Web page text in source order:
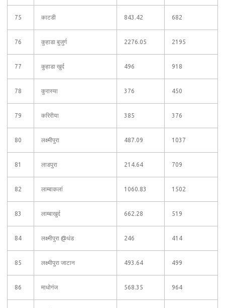
75 काटडी 843.42 682
76 कुहाडा बुजुर्ग 2276.05 2195
77 कुहाडा खुर्द 496 918
78 कुरास्या 376 450
79 करिरीया 385 376
80 लक्ष्मीपुरा 487.09 1037
81 लाडपुरा 214.64 709
82 लाम्बाकलां 1060.83 1502
83 लाम्बाखुर्द 662.28 519
84 लक्ष्मीपुरा @धंड 246 414
85 लक्ष्मीपुरा जाटान 493.64 499
86 माधोगंज 568.35 964